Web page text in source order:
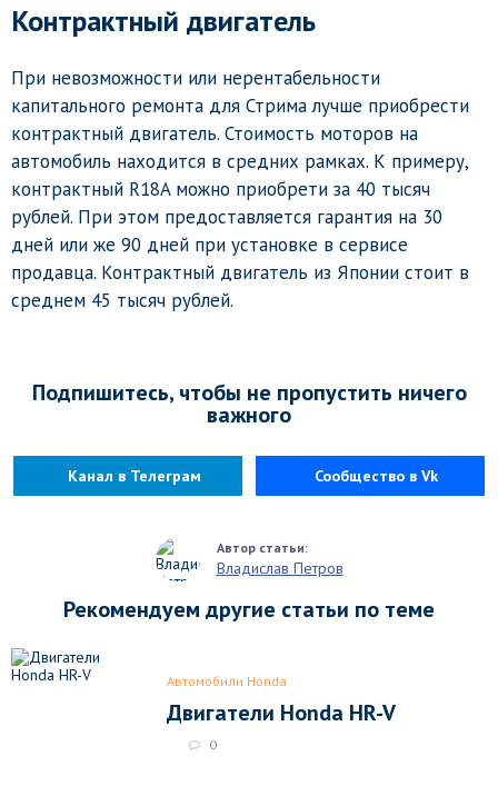
Контрактный двигатель
При невозможности или нерентабельности
капитального ремонта для Стрима лучше приобрести
контрактный двигатель. Стоимость моторов на
автомобиль находится в средних рамках. К примеру,
контрактный R18A можно приобрети за 40 тысяч
рублей. При этом предоставляется гарантия на 30
дней или же 90 дней при установке в сервисе
продавца. Контрактный двигатель из Японии стоит в
среднем 45 тысяч рублей.
Подпишитесь, чтобы не пропустить ничего
важного
Канал в Телеграм Сообщество в Vk
Владислав Петров
Рекомендуем другие статьи по теме
Автомобили Honda
Двигатели Honda HR-V
0